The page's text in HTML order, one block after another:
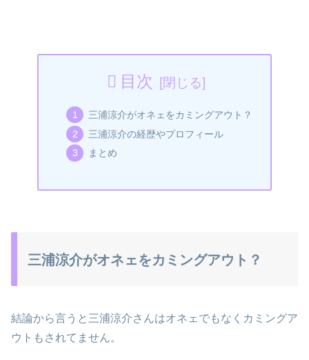
目次
三浦涼介がオネェをカミングアウト？
三浦涼介の経歴やプロフィール
まとめ
三浦涼介がオネェをカミングアウト？
結論から言うと三浦涼介さんはオネェでもなくカミングア
ウトもされてません。